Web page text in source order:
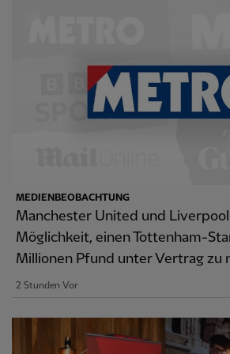
MEDIENBEOBACHTUNG
Manchester United und
Möglichkeit, einen Tottenham-
Millionen Pfund unter Vertrag zu
2 Stunden Vor